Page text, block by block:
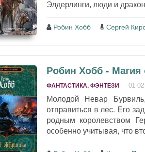
Элдерлинги, люди и
Робин Хобб Сергей
Робин Хобб - Магия
ФАНТАСТИКА, ФЭНТЕЗИ 01-
Молодой Невар
отправиться в лес. Его
родным королевством
особенно учитывая, что